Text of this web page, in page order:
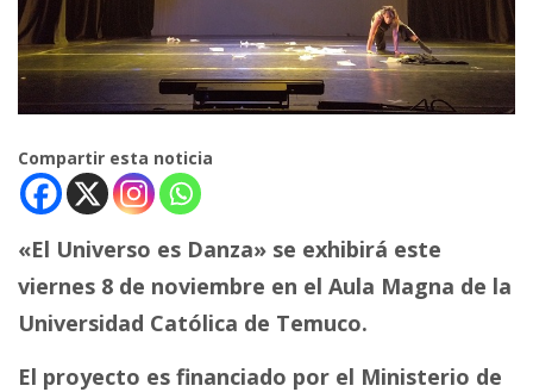
Compartir esta noticia
«El Universo es Danza» se exhibirá este
viernes 8 de noviembre en el Aula Magna de la
Universidad Católica de Temuco.
El proyecto es financiado por el Ministerio de